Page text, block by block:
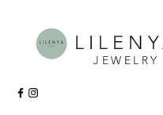
JEWELRY